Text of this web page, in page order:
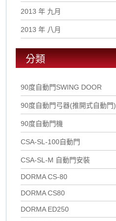
2013 年 九月
2013 年 八月
分類
90度自動門SWING DOOR
90度自動門弓器(推開式自動門)
90度自動門機
CSA-SL-100自動門
CSA-SL-M 自動門安裝
DORMA CS-80
DORMA CS80
DORMA ED250